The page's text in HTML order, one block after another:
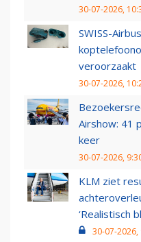
30-07-2026,
SWISS-
veroorzaakt
30-07-2026,
Airshow: 41
keer
30-07-2026,
KLM ziet
‘Realistisch
30-07-2026,